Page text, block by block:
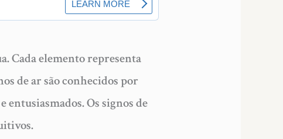
Cada elemento representa
de ar são conhecidos por
entusiasmados. Os signos de